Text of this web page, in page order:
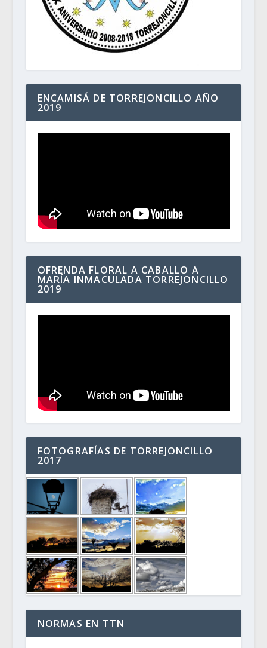
ENCAMISÁ DE TORREJONCILLO AÑO
2019
OFRENDA FLORAL A CABALLO A
MARÍA INMACULADA TORREJONCILLO
2019
FOTOGRAFÍAS DE TORREJONCILLO
2017
NORMAS EN TTN